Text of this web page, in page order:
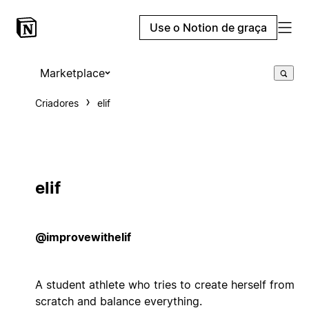
Use o Notion de graça
Marketplace
Criadores elif
elif
@improvewithelif
A student athlete who tries to create herself from
scratch and balance everything.